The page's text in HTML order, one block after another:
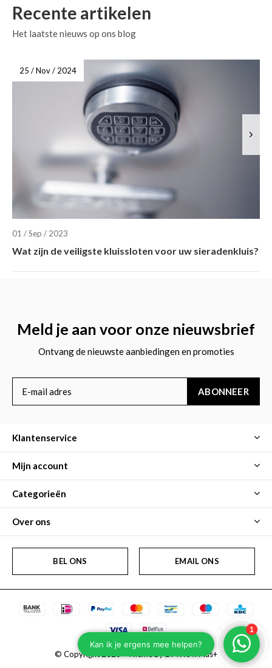
Recente artikelen
Het laatste nieuws op ons blog
25 / Nov / 2024
01 / Sep / 2023
Wat zijn de veiligste kluissloten voor uw sieradenkluis?
Meld je aan voor onze nieuwsbrief
Ontvang de nieuwste aanbiedingen en promoties
ABONNEER
Klantenservice
Mijn account
Categorieën
Over ons
BEL ONS EMAIL ONS
© Copyright2026- Theme ByDMWSxPlus+